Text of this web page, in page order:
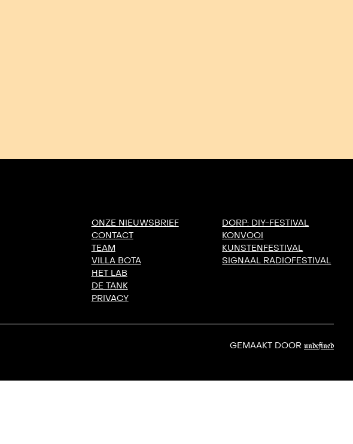
ONZE NIEUWSBRIEF
CONTACT
TEAM
VILLA BOTA
HET LAB
DE TANK
PRIVACY
DORP: DIY-FESTIVAL
KONVOOI
KUNSTENFESTIVAL
SIGNAAL RADIOFESTIVAL
GEMAAKT DOOR undefined